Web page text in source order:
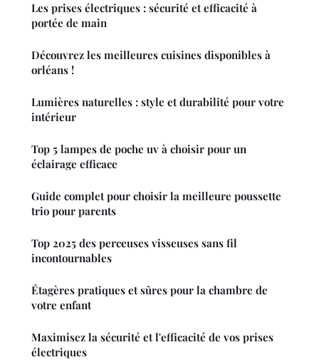
Les prises électriques : sécurité et efficacité à
portée de main
Découvrez les meilleures cuisines disponibles à
orléans !
Lumières naturelles : style et durabilité pour votre
intérieur
Top 5 lampes de poche uv à choisir pour un
éclairage efficace
Guide complet pour choisir la meilleure poussette
trio pour parents
Top 2025 des perceuses visseuses sans fil
incontournables
Étagères pratiques et sûres pour la chambre de
votre enfant
Maximisez la sécurité et l'efficacité de vos prises
électriques